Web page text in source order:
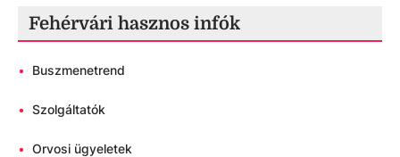
Fehérvári hasznos infók
• Buszmenetrend
• Szolgáltatók
• Orvosi ügyeletek